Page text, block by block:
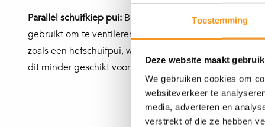
Toestemming
Deze website maakt
We gebruiken cookies om
websiteverkeer te
media, adverteren en
verstrekt of die ze hebben
Parallel schuifkiep pui: Bij een parallel schuifkiep pui
gebruikt om te ventileren, vergelijkbaar met een
zoals een hefschuifpui, waardoor er gewoon
dit minder geschikt voor erg grote schuifdeuren. In dat